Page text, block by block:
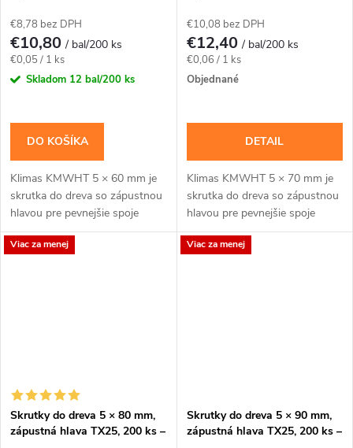
€8,78 bez DPH
€10,80/ bal/200 ks
Jednotková
cena:
€0,05 / 1 ks
Skladom 12 bal/200 ks
DO KOŠÍKA
Klimas KMWHT 5 × 60 mm je
skrutka do dreva so zápustnou
hlavou pre pevnejšie spoje
dosiek, lát a drevených
prvkov.Na montáž použite bit
€10,08 bez DPH
€12,40/ bal/200 ks
Jednotková
cena:
€0,06 / 1 ks
Objednané
DETAIL
Klimas KMWHT 5 × 70 mm je
skrutka do dreva so zápustnou
hlavou pre pevnejšie spoje
dosiek, lát a drevených
prvkov.Na montáž použite bit
Viac za menej
Skrutky do dreva 5 × 80 mm,
zápustná hlava TX25, 200 ks –
Viac za menej
Skrutky do dreva 5 × 90 mm,
zápustná hlava TX25, 200 ks –